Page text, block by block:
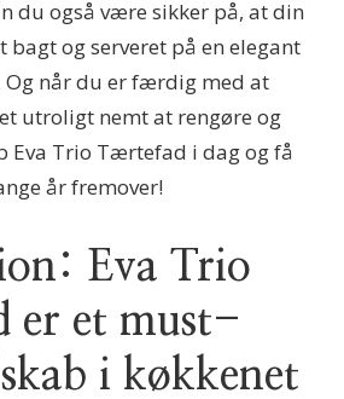
du også være sikker på, at din
og serveret på en elegant
når du er færdig med at
utroligt nemt at rengøre og
Eva Trio Tærtefad i dag og få
år fremover!
Eva Trio
er et must-
i køkkenet